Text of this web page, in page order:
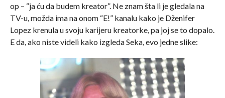
op – “ja ću da budem kreator”. Ne znam šta li je gledala na
TV-u, možda ima na onom “E!” kanalu kako je Dženifer
Lopez krenula u svoju karijeru kreatorke, pa joj se to dopalo.
E da, ako niste videli kako izgleda Seka, evo jedne slike: